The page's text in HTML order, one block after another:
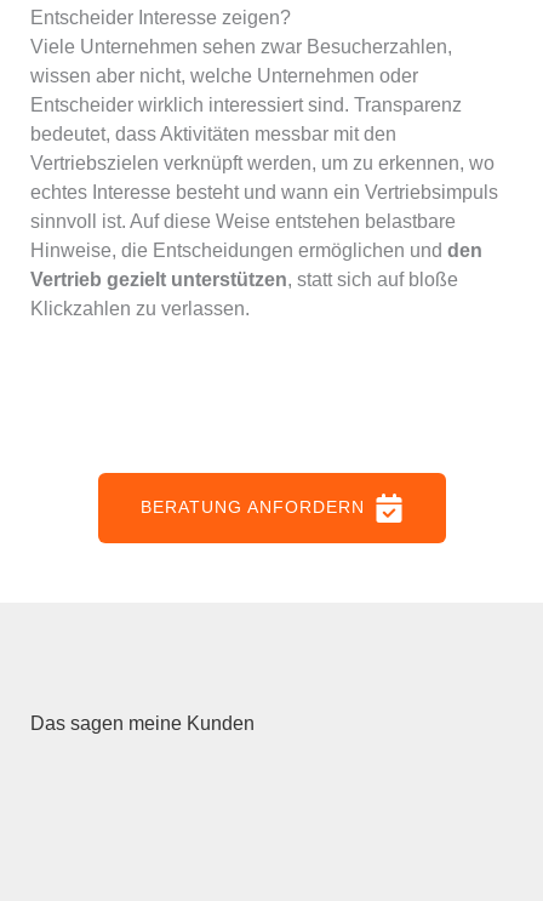
Entscheider Interesse zeigen?
Viele Unternehmen sehen zwar Besucherzahlen,
wissen aber nicht, welche Unternehmen oder
Entscheider wirklich interessiert sind. Transparenz
bedeutet, dass Aktivitäten messbar mit den
Vertriebszielen verknüpft werden, um zu erkennen, wo
echtes Interesse besteht und wann ein Vertriebsimpuls
sinnvoll ist. Auf diese Weise entstehen belastbare
Hinweise, die Entscheidungen ermöglichen und den
Vertrieb gezielt unterstützen, statt sich auf bloße
Klickzahlen zu verlassen.
BERATUNG ANFORDERN
Das sagen meine Kunden